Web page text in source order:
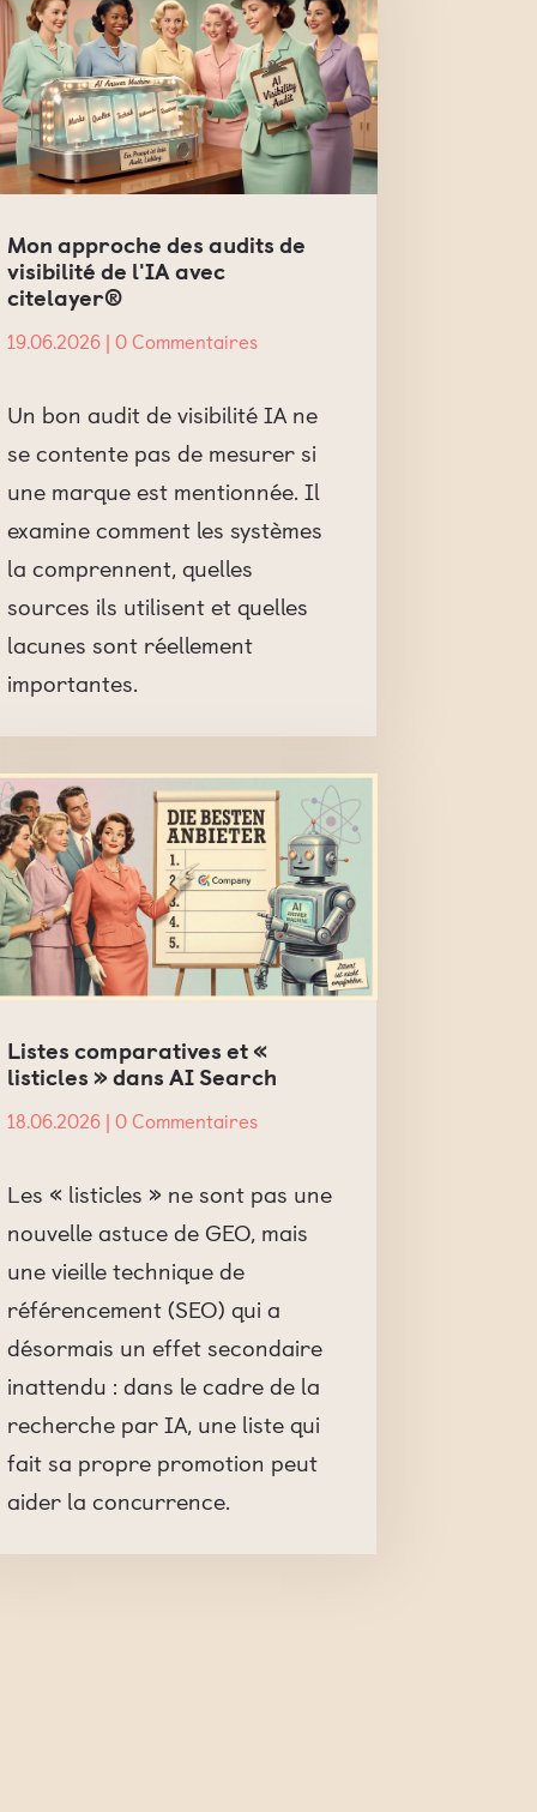
Mon approche des audits de
visibilité de l'IA avec
citelayer®
19.06.2026| 0 Commentaires
Un bon audit de visibilité IA ne
se contente pas de mesurer si
une marque est mentionnée. Il
examine comment les systèmes
la comprennent, quelles
sources ils utilisent et quelles
lacunes sont réellement
importantes.
Listes comparatives et «
listicles » dans AI Search
18.06.2026| 0 Commentaires
Les « listicles » ne sont pas une
nouvelle astuce de GEO, mais
une vieille technique de
référencement (SEO) qui a
désormais un effet secondaire
inattendu : dans le cadre de la
recherche par IA, une liste qui
fait sa propre promotion peut
aider la concurrence.